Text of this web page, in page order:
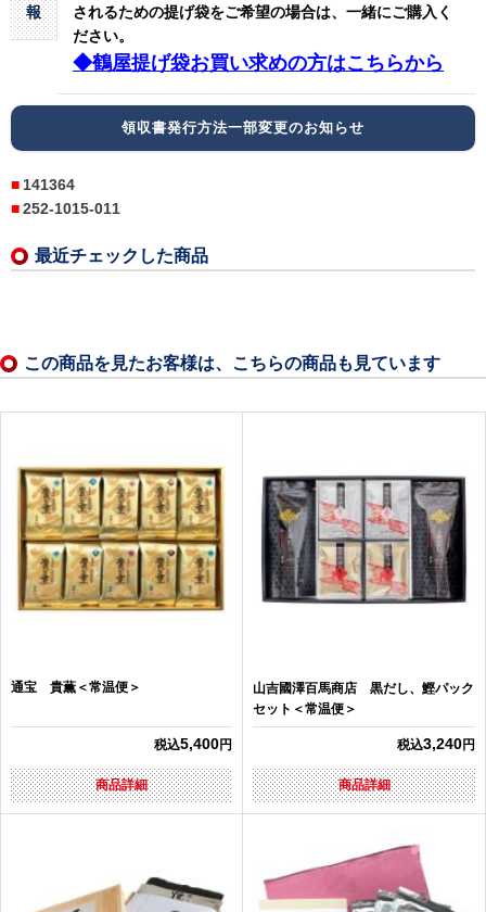
報
されるための提げ袋をご希望の場合は、一緒にご購入く
ださい。
◆鶴屋提げ袋お買い求めの方はこちらから
領収書発行方法一部変更のお知らせ
141364
252-1015-011
最近チェックした商品
この商品を見たお客様は、こちらの商品も見ています
通宝 貴薫＜常温便＞
税込5,400円
商品詳細
山吉國澤百馬商店 黒だし、鰹パック
セット＜常温便＞
税込3,240円
商品詳細